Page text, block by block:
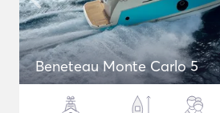
Beneteau Monte Carlo 5